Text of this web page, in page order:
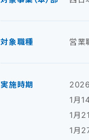
対象職種 営業
実施時期
1月14
1月21
1月